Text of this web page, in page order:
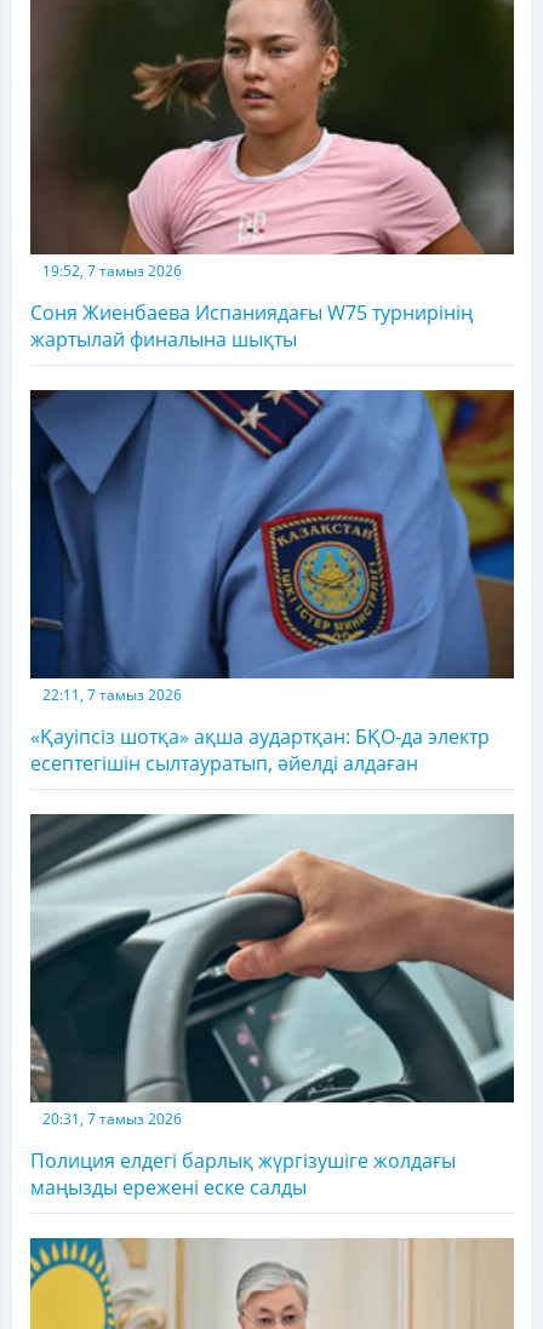
19:52, 7 тамыз 2026
Соня Жиенбаева Испаниядағы W75 турнирінің
жартылай финалына шықты
22:11, 7 тамыз 2026
«Қауіпсіз шотқа» ақша аудартқан: БҚО-да электр
есептегішін сылтауратып, әйелді алдаған
20:31, 7 тамыз 2026
Полиция елдегі барлық жүргізушіге жолдағы
маңызды ережені еске салды